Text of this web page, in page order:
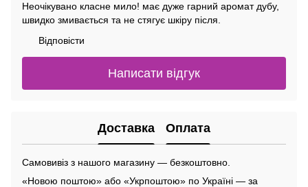
Неочікувано класне мило! має дуже гарний аромат дубу,
швидко змивається та не стягує шкіру після.
Відповісти
Написати відгук
Доставка Оплата
Самовивіз з нашого магазину — безкоштовно.
«Новою поштою» або «Укрпоштою» по Україні — за